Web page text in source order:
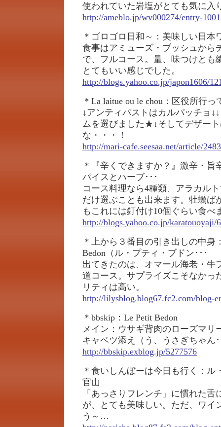
使われていた岩塩がとても気に入
http://ameblo.jp/wv000274/entry-
＊ゴロゴロ日和～：美味しい日本
食事はアミューズ・ブッシュから
で、フルコース。量、味つけとも
とてもいい感じでした。
http://blogs.yahoo.co.jp/japon1606/
＊La laitue ou le chou：区役所行っ
↓アンティパストはカルパッチョ
ムを選びました★↓そしてデザー
な・・・！
http://mari-cafe.seesaa.net/article/
＊『辛くできますか？』激辛・旨
パイスとハーブ･･･
コース料理なら4種類、アラカル
だけ選ぶことも出来ます。牡蠣ば
もこれには釘付け10個ぐらい食べ
http://blogs.yahoo.co.jp/karatouoyaji/
＊上から３番目の引き出しの中身
Bedon（ル・プティ・ブドン･･･
出てきたのは、オマール海老・牛
道コース。サプライズこそなかっ
リティは高い。
http://lilysblog.blog67.fc2.com/blog-
＊bbskip：Le Petit Bedon
メイン：ウサギ背肉のローズマリ
キャベツ添え（う、うさぎちゃん
http://bbskip.exblog.jp/5277576
＊食いしんぼーは今日も行く：ル
官山
「あっさりフレンチ」に慣れた
が、とても美味しい。ただ、ワイ
う～…